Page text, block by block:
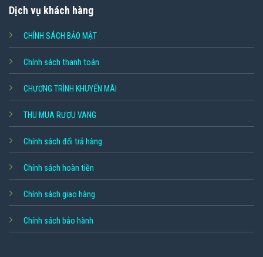
Dịch vụ khách hàng
CHÍNH SÁCH BẢO MẬT
Chính sách thanh toán
CHƯƠNG TRÌNH KHUYẾN MÃI
THU MUA RƯỢU VANG
Chính sách đổi trả hàng
Chính sách hoàn tiền
Chính sách giao hàng
Chính sách bảo hành